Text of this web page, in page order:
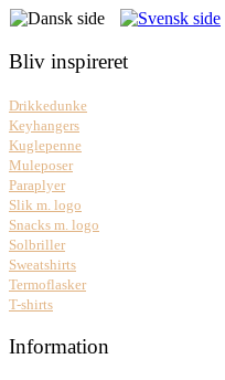
Bliv inspireret
Drikkedunke
Keyhangers
Kuglepenne
Muleposer
Paraplyer
Slik m. logo
Snacks m. logo
Solbriller
Sweatshirts
Termoflasker
T-shirts
Information